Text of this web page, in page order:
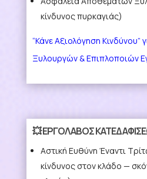
κίνδυνος πυρκαγιάς)
“Κάνε Αξιολόγηση Κινδύνου”
Ξυλουργών & Επιπλοποιών
💥 ΕΡΓΟΛΑΒΟΣ
Αστική Ευθύνη Έναντι
κίνδυνος στον κλάδο —